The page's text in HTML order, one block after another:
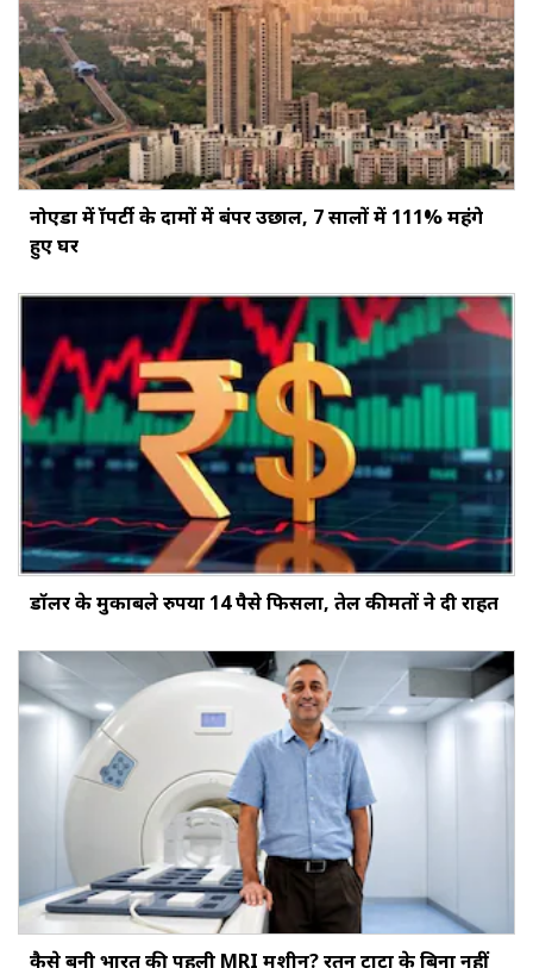
नोएडा में प्रॉपर्टी के दामों में बंपर उछाल, 7 सालों में 111% महंगे
हुए घर
डॉलर के मुकाबले रुपया 14 पैसे फिसला, तेल कीमतों ने दी राहत
कैसे बनी भारत की पहली MRI मशीन? रतन टाटा के बिना नहीं